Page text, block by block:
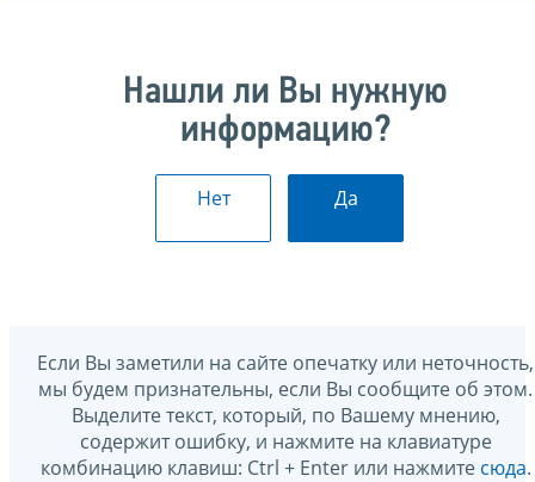
Нашли ли Вы нужную
информацию?
Нет Да
Если Вы заметили на сайте опечатку или неточность,
мы будем признательны, если Вы сообщите об этом.
Выделите текст, который, по Вашему мнению,
содержит ошибку, и нажмите на клавиатуре
комбинацию клавиш: Ctrl + Enter или нажмите сюда.